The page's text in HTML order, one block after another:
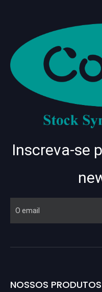
Inscreva-se
NOSSOS PRODUTOS